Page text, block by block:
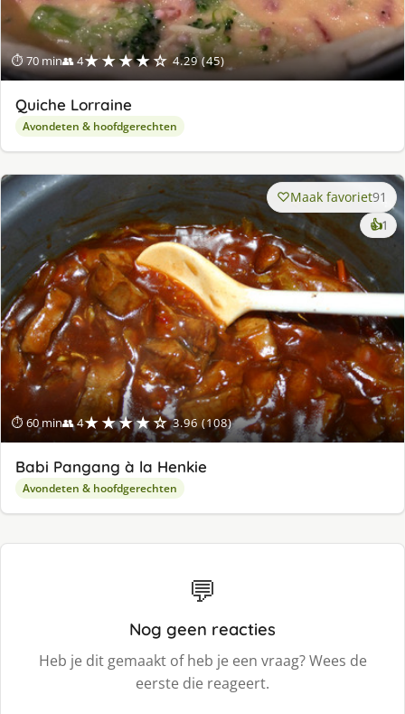
⏱ 70 min👥 4★★★★☆ 4.29 (45)
Quiche Lorraine
Avondeten & hoofdgerechten
⏱ 60 min👥 4★★★★☆ 3.96 (108)
Maak favoriet91
👍1
Babi Pangang à la Henkie
Avondeten & hoofdgerechten
💬
Nog geen reacties
Heb je dit gemaakt of heb je een vraag? Wees de
eerste die reageert.